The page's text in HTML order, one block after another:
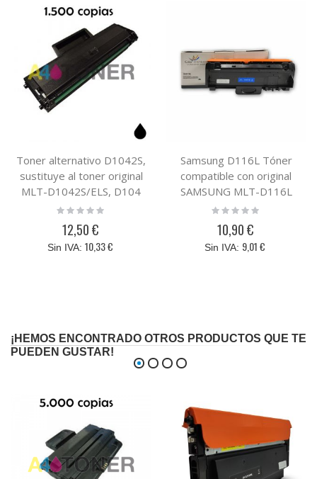
Toner alternativo D1042S,
sustituye al toner original
MLT-D1042S/ELS, D104
Rating:
12,50 €
10,33 €
Samsung D116L Tóner
compatible con original
SAMSUNG MLT-D116L
Rating:
10,90 €
9,01 €
¡HEMOS ENCONTRADO OTROS PRODUCTOS QUE TE
PUEDEN GUSTAR!